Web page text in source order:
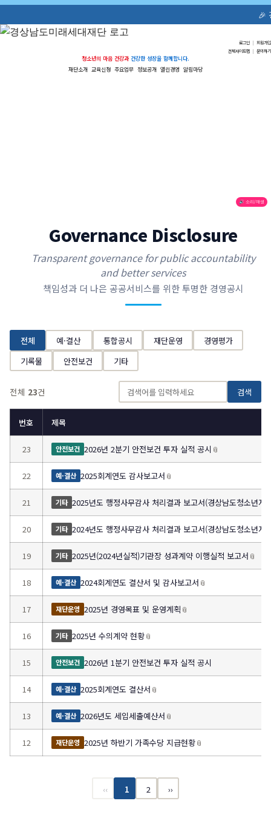
🎉
로그인 | 회원가입
전체사이트맵 | 문의하기
청소년의 마음 건강과 건강한 성장을 함께합니다.
재단소개 교육신청 주요업무 정보공개 열린경영 알림마당
🔊 소리/재생
Governance Disclosure
Transparent governance for public accountability
and better services
책임성과 더 나은 공공서비스를 위한 투명한 경영공시
전체 예·결산 통합공시 재단운영
경영평가
기록물
안전보건 기타
전체 23건 검색
번호 제목
23 안전보건 2026년 2분기 안전보건 투자 실적 공시 📎
22 예·결산 2025회계연도 감사보고서 📎
21 기타 2025년도 행정사무감사 처리결과 보고서(경상남도청소년지
20 기타 2024년도 행정사무감사 처리결과 보고서(경상남도청소년지
19 기타 2025년(2024년실적)기관장 성과계약 이행실적 보고서 📎
18 예·결산 2024회계연도 결산서 및 감사보고서 📎
17 재단운영 2025년 경영목표 및 운영계획 📎
16 기타 2025년 수의계약 현황📎
15 안전보건 2026년 1분기 안전보건 투자 실적 공시
14 예·결산 2025회계연도 결산서 📎
13 예·결산 2026년도 세입세출예산서 📎
12 재단운영 2025년 하반기 가족수당 지급현황📎
‹‹ 1 2 ››